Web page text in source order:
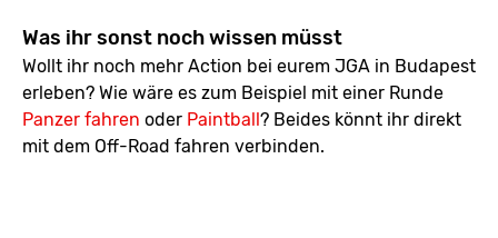
Was ihr sonst noch wissen müsst
Wollt ihr noch mehr Action bei eurem JGA in Budapest
erleben? Wie wäre es zum Beispiel mit einer Runde
Panzer fahren oder Paintball? Beides könnt ihr direkt
mit dem Off-Road fahren verbinden.